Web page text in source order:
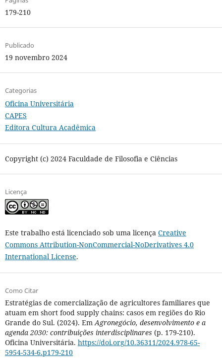
179-210
Publicado
19 novembro 2024
Categorias
Oficina Universitária
CAPES
Editora Cultura Acadêmica
Copyright (c) 2024 Faculdade de Filosofia e Ciências
Licença
Este trabalho está licenciado sob uma licença Creative
Commons Attribution-NonCommercial-NoDerivatives 4.0
International License.
Como Citar
Estratégias de comercialização de agricultores familiares que
atuam em short food supply chains: casos em regiões do Rio
Grande do Sul. (2024). EmAgronegócio, desenvolvimento e a
agenda 2030: contribuições interdisciplinares (p. 179-210).
Oficina Universitária. https://doi.org/10.36311/2024.978-65-
5954-534-6.p179-210